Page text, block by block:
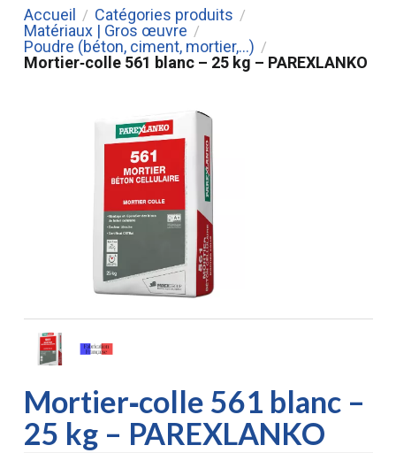
Accueil / Catégories produits /
Matériaux | Gros œuvre /
Poudre (béton, ciment, mortier,...) /
Mortier‑colle 561 blanc – 25 kg – PAREXLANKO
Mortier‑colle 561 blanc –
25 kg – PAREXLANKO